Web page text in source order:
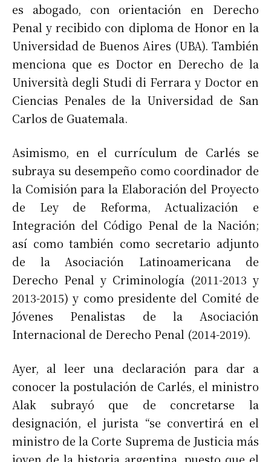
es abogado, con orientación en Derecho
Penal y recibido con diploma de Honor en la
Universidad de Buenos Aires (UBA). También
menciona que es Doctor en Derecho de la
Università degli Studi di Ferrara y Doctor en
Ciencias Penales de la Universidad de San
Carlos de Guatemala.
Asimismo, en el currículum de Carlés se
subraya su desempeño como coordinador de
la Comisión para la Elaboración del Proyecto
de Ley de Reforma, Actualización e
Integración del Código Penal de la Nación;
así como también como secretario adjunto
de la Asociación Latinoamericana de
Derecho Penal y Criminología (2011-2013 y
2013-2015) y como presidente del Comité de
Jóvenes Penalistas de la Asociación
Internacional de Derecho Penal (2014-2019).
Ayer, al leer una declaración para dar a
conocer la postulación de Carlés, el ministro
Alak subrayó que de concretarse la
designación, el jurista “se convertirá en el
ministro de la Corte Suprema de Justicia más